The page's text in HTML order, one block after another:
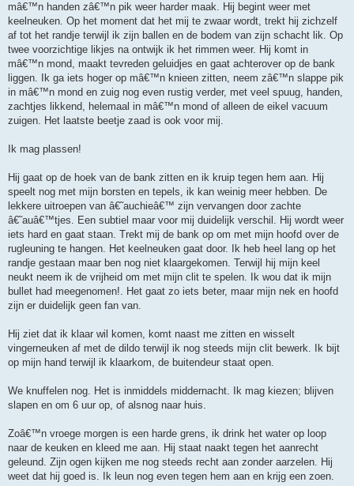
mâ€™n handen zâ€™n pik weer harder maak. Hij begint weer met
keelneuken. Op het moment dat het mij te zwaar wordt, trekt hij zichzelf
af tot het randje terwijl ik zijn ballen en de bodem van zijn schacht lik. Op
twee voorzichtige likjes na ontwijk ik het rimmen weer. Hij komt in
mâ€™n mond, maakt tevreden geluidjes en gaat achterover op de bank
liggen. Ik ga iets hoger op mâ€™n knieen zitten, neem zâ€™n slappe pik
in mâ€™n mond en zuig nog even rustig verder, met veel spuug, handen,
zachtjes likkend, helemaal in mâ€™n mond of alleen de eikel vacuum
zuigen. Het laatste beetje zaad is ook voor mij.
Ik mag plassen!
Hij gaat op de hoek van de bank zitten en ik kruip tegen hem aan. Hij
speelt nog met mijn borsten en tepels, ik kan weinig meer hebben. De
lekkere uitroepen van â€˜auchieâ€™ zijn vervangen door zachte
â€˜auâ€™tjes. Een subtiel maar voor mij duidelijk verschil. Hij wordt weer
iets hard en gaat staan. Trekt mij de bank op om met mijn hoofd over de
rugleuning te hangen. Het keelneuken gaat door. Ik heb heel lang op het
randje gestaan maar ben nog niet klaargekomen. Terwijl hij mijn keel
neukt neem ik de vrijheid om met mijn clit te spelen. Ik wou dat ik mijn
bullet had meegenomen!. Het gaat zo iets beter, maar mijn nek en hoofd
zijn er duidelijk geen fan van.
Hij ziet dat ik klaar wil komen, komt naast me zitten en wisselt
vingerneuken af met de dildo terwijl ik nog steeds mijn clit bewerk. Ik bijt
op mijn hand terwijl ik klaarkom, de buitendeur staat open.
We knuffelen nog. Het is inmiddels middernacht. Ik mag kiezen; blijven
slapen en om 6 uur op, of alsnog naar huis.
Zoâ€™n vroege morgen is een harde grens, ik drink het water op loop
naar de keuken en kleed me aan. Hij staat naakt tegen het aanrecht
geleund. Zijn ogen kijken me nog steeds recht aan zonder aarzelen. Hij
weet dat hij goed is. Ik leun nog even tegen hem aan en krijg een zoen.